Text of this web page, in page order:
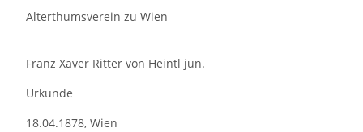
Alterthumsverein zu Wien
Franz Xaver Ritter von Heintl jun.
Urkunde
18.04.1878, Wien